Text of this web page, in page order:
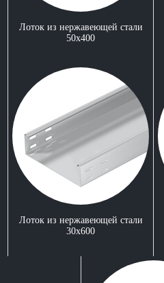
Лоток из нержавеющей стали
50x400
Лоток из нержавеющей стали
30x600